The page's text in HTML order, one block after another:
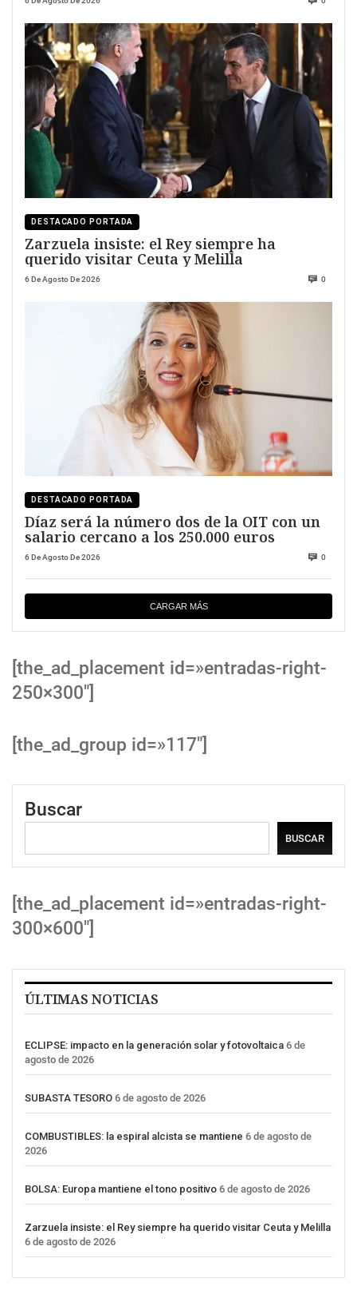
DESTACADO PORTADA
Zarzuela insiste: el Rey siempre ha
querido visitar Ceuta y Melilla
6 De Agosto De 2026 0
DESTACADO PORTADA
Díaz será la número dos de la OIT con un
salario cercano a los 250.000 euros
6 De Agosto De 2026 0
CARGAR MÁS
[the_ad_placement id=»entradas-right-
250×300″]
[the_ad_group id=»117″]
Buscar
BUSCAR
[the_ad_placement id=»entradas-right-
300×600″]
ÚLTIMAS NOTICIAS
ECLIPSE: impacto en la generación solar y fotovoltaica 6 de
agosto de 2026
SUBASTA TESORO 6 de agosto de 2026
COMBUSTIBLES: la espiral alcista se mantiene 6 de agosto de
2026
BOLSA: Europa mantiene el tono positivo 6 de agosto de 2026
Zarzuela insiste: el Rey siempre ha querido visitar Ceuta y Melilla
6 de agosto de 2026